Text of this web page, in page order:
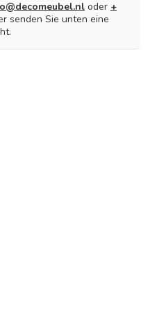
oder +
senden Sie unten eine